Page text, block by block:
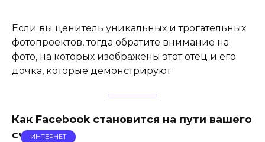
Если вы ценитель уникальных и трогательных
фотопроектов, тогда обратите внимание на
фото, на которых изображены этот отец и его
дочка, которые демонстрируют
Как Facebook становится на пути вашего
счастья
ИНТЕРНЕТ